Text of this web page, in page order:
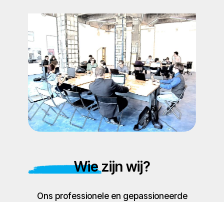
Wie zijn wij?
Ons professionele en gepassioneerde